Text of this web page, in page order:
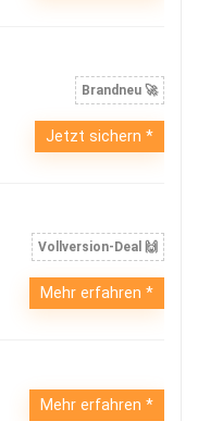
Brandneu 🚀
Jetzt sichern
Vollversion-Deal 🙌
Mehr erfahren
Mehr erfahren